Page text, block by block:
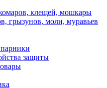
клещей, мошкары
грызунов, моли, муравьев
защиты